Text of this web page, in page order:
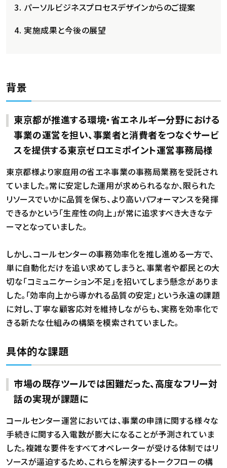
パーソルビジネスプロセスデザインからのご提案
実施成果と今後の展望
背景
東京都が推進する環境・省エネルギー分野における
事業の運営を担い、事業者と消費者をつなぐサービ
スを提供する東京ゼロエミポイント運営事務局様
東京都様より家庭用の省エネ事業の事務局業務を受託され
ていました。常に安定した運用が求められるなか、限られた
リソースでいかに品質を保ち、より高いパフォーマンスを発揮
できるかという「生産性の向上」が常に追求すべき大きなテ
ーマとなっていました。
しかし、コールセンターの事務効率化を推し進める一方で、
単に自動化だけを追い求めてしまうと、事業者や都民との大
切な「コミュニケーション不足」を招いてしまう懸念がありま
した。「効率向上から導かれる品質の安定」という永遠の課題
に対し、丁寧な顧客応対を維持しながらも、実務を効率化で
きる新たな仕組みの構築を模索されていました。
具体的な課題
市場の既存ツールでは困難だった、高度なフリー対
話の実現が課題に
コールセンター運営においては、事業の申請に関する様々な
手続きに関する入電数が膨大になることが予測されていま
した。複雑な要件をすべてオペレーターが受ける体制ではリ
ソースが逼迫するため、これらを解決するトークフローの構